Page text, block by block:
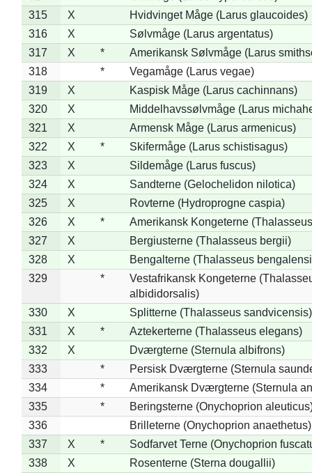
315
X
Hvidvinget Måge (Larus glaucoides)
316
X
Sølvmåge (Larus argentatus)
317
X *
Amerikansk Sølvmåge (Larus
318
*
Vegamåge (Larus vegae)
319
X
Kaspisk Måge (Larus cachinnans)
320
X
Middelhavssølvmåge (Larus
321
X
Armensk Måge (Larus armenicus)
322
X *
Skifermåge (Larus schistisagus)
323
X
Sildemåge (Larus fuscus)
324
X
Sandterne (Gelochelidon nilotica)
325
X
Rovterne (Hydroprogne caspia)
326
X *
Amerikansk Kongeterne
327
X
Bergiusterne (Thalasseus bergii)
328
X
Bengalterne (Thalasseus
329
*
Vestafrikansk Kongeterne
albididorsalis)
330
X
Splitterne (Thalasseus sandvicensis)
331
X *
Aztekerterne (Thalasseus elegans)
332
X
Dværgterne (Sternula albifrons)
333
*
Persisk Dværgterne (Sternula
334
*
Amerikansk Dværgterne (Sternula
335
*
Beringsterne (Onychoprion
336
Brilleterne (Onychoprion anaethetus)
337
X *
Sodfarvet Terne (Onychoprion
338
X
Rosenterne (Sterna dougallii)